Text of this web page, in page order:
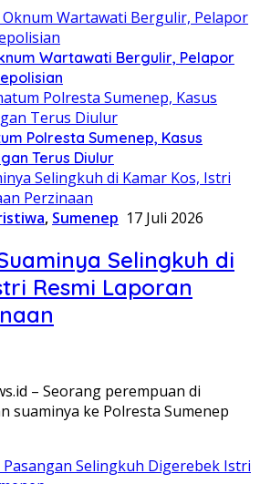
Wartawati Bergulir, Pelapor
Polresta Sumenep, Kasus
Terus Diulur
, Sumenep 17 Juli 2026
Selingkuh di
Resmi Laporan
– Seorang perempuan di
suaminya ke Polresta Sumenep